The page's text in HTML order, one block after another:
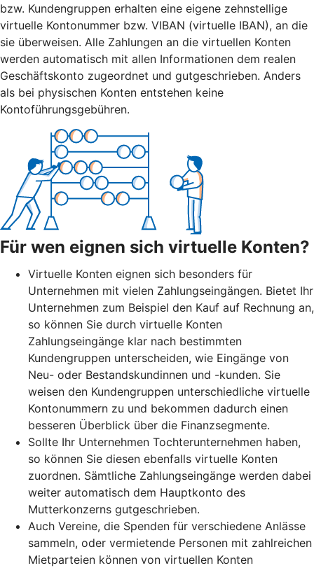
bzw. Kundengruppen erhalten eine eigene zehnstellige
virtuelle Kontonummer bzw. VIBAN (virtuelle IBAN), an die
sie überweisen. Alle Zahlungen an die virtuellen Konten
werden automatisch mit allen Informationen dem realen
Geschäftskonto zugeordnet und gutgeschrieben. Anders
als bei physischen Konten entstehen keine
Kontoführungsgebühren.
Für wen eignen sich virtuelle Konten?
Virtuelle Konten eignen sich besonders für
Unternehmen mit vielen Zahlungseingängen. Bietet Ihr
Unternehmen zum Beispiel den Kauf auf Rechnung an,
so können Sie durch virtuelle Konten
Zahlungseingänge klar nach bestimmten
Kundengruppen unterscheiden, wie Eingänge von
Neu- oder Bestandskundinnen und -kunden. Sie
weisen den Kundengruppen unterschiedliche virtuelle
Kontonummern zu und bekommen dadurch einen
besseren Überblick über die Finanzsegmente.
Sollte Ihr Unternehmen Tochterunternehmen haben,
so können Sie diesen ebenfalls virtuelle Konten
zuordnen. Sämtliche Zahlungseingänge werden dabei
weiter automatisch dem Hauptkonto des
Mutterkonzerns gutgeschrieben.
Auch Vereine, die Spenden für verschiedene Anlässe
sammeln, oder vermietende Personen mit zahlreichen
Mietparteien können von virtuellen Konten